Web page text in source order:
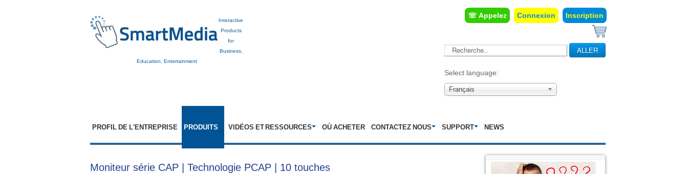
Interactive
Products
for
Business,
Education, Entertainment
☏ Appelez Connexion Inscription
Recherche.. ALLER
Select language:
Français
PROFIL DE L'ENTREPRISE PRODUITS VIDÉOS ET RESSOURCES OÙ ACHETER CONTACTEZ NOUS SUPPORT NEWS
Moniteur série CAP | Technologie PCAP | 10 touches